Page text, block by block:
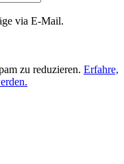
via E-Mail.
zu reduzieren. Erfahre,